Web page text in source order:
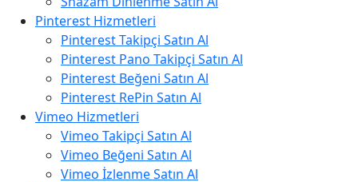
Pinterest Hizmetleri
Pinterest Takipçi Satın Al
Pinterest Pano Takipçi Satın Al
Pinterest Beğeni Satın Al
Pinterest RePin Satın Al
Vimeo Hizmetleri
Vimeo Takipçi Satın Al
Vimeo Beğeni Satın Al
Vimeo İzlenme Satın Al